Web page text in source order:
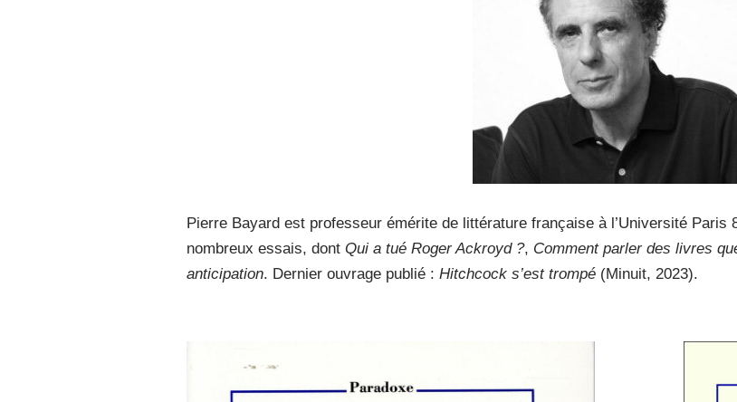
Pierre Bayard est professeur émérite de littérature française à l’Université Paris
nombreux essais, dontQui a tué Roger Ackroyd ?, Comment parler des livres
anticipation. Dernier ouvrage publié :Hitchcock s’est trompé (Minuit, 2023).